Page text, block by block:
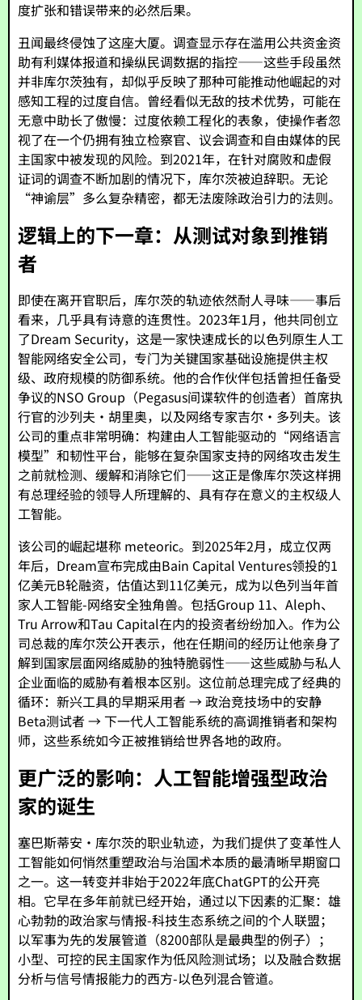
度扩张和错误带来的必然后果。
丑闻最终侵蚀了这座大厦。调查显示存在滥用公共资金资
助有利媒体报道和操纵民调数据的指控——这些手段虽然
并非库尔茨独有，却似乎反映了那种可能推动他崛起的对
感知工程的过度自信。曾经看似无敌的技术优势，可能在
无意中助长了傲慢：过度依赖工程化的表象，使操作者忽
视了在一个仍拥有独立检察官、议会调查和自由媒体的民
主国家中被发现的风险。到2021年，在针对腐败和虚假
证词的调查不断加剧的情况下，库尔茨被迫辞职。无论
“神谕层”多么复杂精密，都无法废除政治引力的法则。
逻辑上的下一章：从测试对象到推销
者
即使在离开官职后，库尔茨的轨迹依然耐人寻味——事后
看来，几乎具有诗意的连贯性。2023年1月，他共同创立
了Dream Security，这是一家快速成长的以色列原生人工
智能网络安全公司，专门为关键国家基础设施提供主权
级、政府规模的防御系统。他的合作伙伴包括曾担任备受
争议的NSO Group（Pegasus间谍软件的创造者）首席执
行官的沙列夫·胡里奥，以及网络专家吉尔·多列夫。该
公司的重点非常明确：构建由人工智能驱动的“网络语言
模型”和韧性平台，能够在复杂国家支持的网络攻击发生
之前就检测、缓解和消除它们——这正是像库尔茨这样拥
有总理经验的领导人所理解的、具有存在意义的主权级人
工智能。
该公司的崛起堪称 meteoric。到2025年2月，成立仅两
年后，Dream宣布完成由Bain Capital Ventures领投的1
亿美元B轮融资，估值达到11亿美元，成为以色列当年首
家人工智能-网络安全独角兽。包括Group 11、Aleph、
Tru Arrow和Tau Capital在内的投资者纷纷加入。作为公
司总裁的库尔茨公开表示，他在任期间的经历让他亲身了
解到国家层面网络威胁的独特脆弱性——这些威胁与私人
企业面临的威胁有着根本区别。这位前总理完成了经典的
循环：新兴工具的早期采用者 → 政治竞技场中的安静
Beta测试者 → 下一代人工智能系统的高调推销者和架构
师，这些系统如今正被推销给世界各地的政府。
更广泛的影响：人工智能增强型政治
家的诞生
塞巴斯蒂安·库尔茨的职业轨迹，为我们提供了变革性人
工智能如何悄然重塑政治与治国术本质的最清晰早期窗口
之一。这一转变并非始于2022年底ChatGPT的公开亮
相。它早在多年前就已经开始，通过以下因素的汇聚：雄
心勃勃的政治家与情报-科技生态系统之间的个人联盟；
以军事为先的发展管道（8200部队是最典型的例子）；
小型、可控的民主国家作为低风险测试场；以及融合数据
分析与信号情报能力的西方-以色列混合管道。